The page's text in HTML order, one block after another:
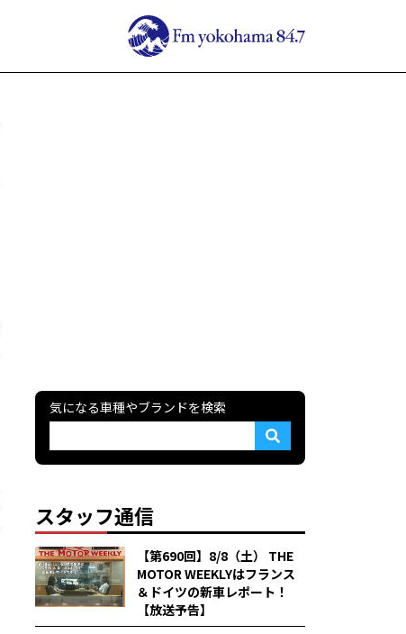
気になる車種やブランドを検索
スタッフ通信
【第690回】8/8（土） THE
MOTOR WEEKLYはフランス
＆ドイツの新車レポート！
【放送予告】